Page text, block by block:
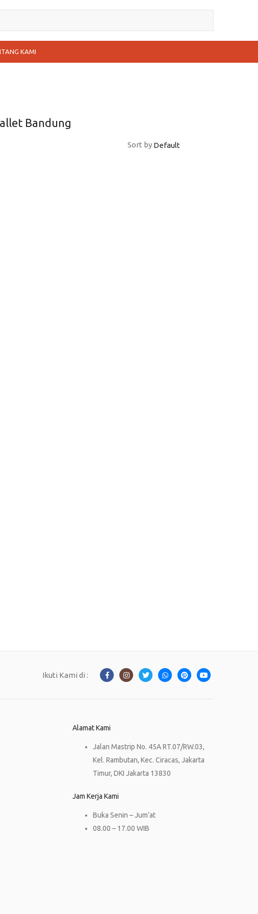
KAMI
Bandung
Sort by
Ikuti Kami di :
Alamat Kami
Jalan Mastrip No. 45A RT.07/RW.03,
Kel. Rambutan, Kec. Ciracas, Jakarta
Timur, DKI Jakarta 13830
Jam Kerja Kami
Buka Senin – Jum’at
08.00 – 17.00 WIB